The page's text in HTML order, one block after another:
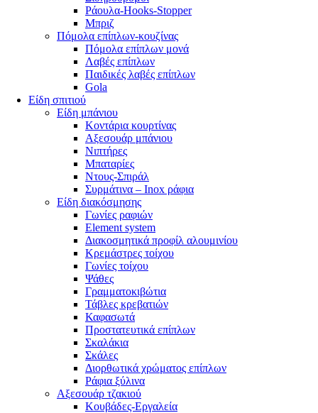
Ράουλα-Hooks-Stopper
Μπριζ
Πόμολα επίπλων-κουζίνας
Πόμολα επίπλων μονά
Λαβές επίπλων
Παιδικές λαβές επίπλων
Gola
Είδη σπιτιού
Είδη μπάνιου
Κοντάρια κουρτίνας
Αξεσουάρ μπάνιου
Νιπτήρες
Μπαταρίες
Ντους-Σπιράλ
Συρμάτινα – Inox ράφια
Είδη διακόσμησης
Γωνίες ραφιών
Element system
Διακοσμητικά προφίλ αλουμινίου
Κρεμάστρες τοίχου
Γωνίες τοίχου
Ψάθες
Γραμματοκιβώτια
Τάβλες κρεβατιών
Καφασωτά
Προστατευτικά επίπλων
Σκαλάκια
Σκάλες
Διορθωτικά χρώματος επίπλων
Ράφια ξύλινα
Αξεσουάρ τζακιού
Κουβάδες-Εργαλεία